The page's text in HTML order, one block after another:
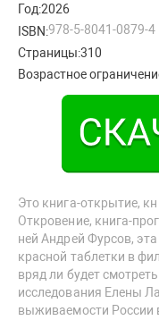
Год:2026
ISBN:978-5-8041-0879-4
Страницы:310
Возрастное
Это книга-открытие,
Откровение, книга-
ней Андрей Фурсов,
красной таблетки в
вряд ли будет
исследования Елены
выживаемости России